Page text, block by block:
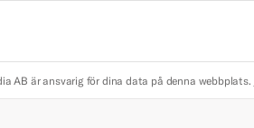
AB är ansvarig för dina data på denna webbplats.